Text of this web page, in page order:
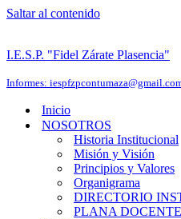
Saltar al contenido
I.E.S.P. "Fidel Zárate Plasencia"
Informes:
Inicio
NOSOTROS
Historia Institucional
Misión y Visión
Principios y Valores
Organigrama
DIRECTORIO
PLANA DOCENTE